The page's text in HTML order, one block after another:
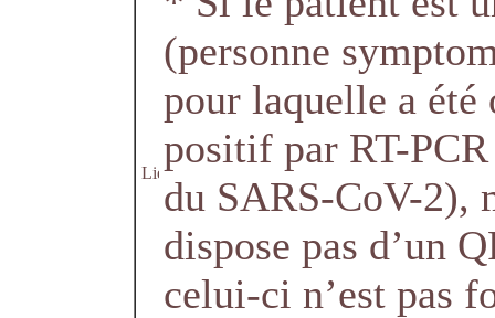
(personne
pour laquelle a été
positif par RT-
du SARS-CoV-2),
dispose pas d’un
celui-ci n’est pas